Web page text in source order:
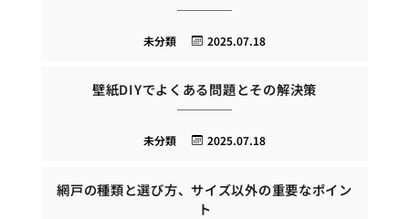
2025.07.18
未分類
壁紙DIYでよくある問題とその解決策
2025.07.18
未分類
網戸の種類と選び方、サイズ以外の重要なポイン
ト